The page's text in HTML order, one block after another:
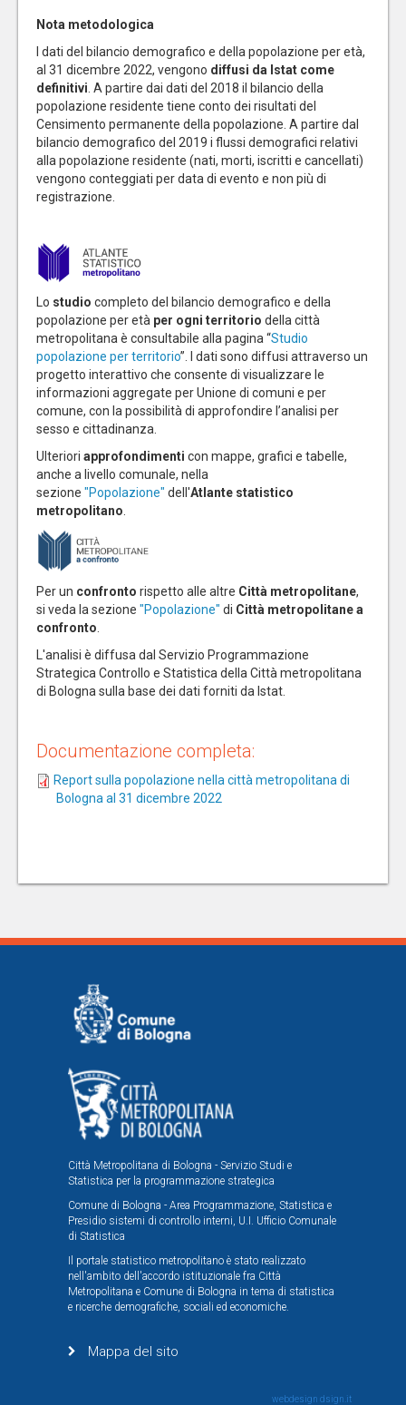
Nota metodologica
I dati del bilancio demografico e della popolazione per età,
al 31 dicembre 2022, vengono diffusi da Istat come
definitivi . A partire dai dati del 2018 il bilancio della
popolazione residente tiene conto dei risultati del
Censimento permanente della popolazione. A partire dal
bilancio demografico del 2019 i flussi demografici relativi
alla popolazione residente (nati, morti, iscritti e cancellati)
vengono conteggiati per data di evento e non più di
registrazione.
Lo studio completo del bilancio demografico e della
popolazione per età per ogni territorio della città
metropolitana è consultabile alla pagina “Studio
popolazione per territorio”. I dati sono diffusi attraverso un
progetto interattivo che consente di visualizzare le
informazioni aggregate per Unione di comuni e per
comune, con la possibilità di approfondire l’analisi per
sesso e cittadinanza.
Ulteriori approfondimenti con mappe, grafici e tabelle,
anche a livello comunale, nella
sezione "Popolazione" dell'Atlante statistico
metropolitano
Per un confronto rispetto alle altre Città metropolitane,
si veda la sezione "Popolazione" di Città metropolitane a
confronto
L'analisi è diffusa dal Servizio Programmazione
Strategica Controllo e Statistica della Città metropolitana
di Bologna sulla base dei dati forniti da Istat.
Documentazione completa:
Report sulla popolazione nella città metropolitana di
Bologna al 31 dicembre 2022
Città Metropolitana di Bologna - Servizio Studi e
Statistica per la programmazione strategica
Comune di Bologna - Area Programmazione, Statistica e
Presidio sistemi di controllo interni, U.I. Ufficio Comunale
di Statistica
Il portale statistico metropolitano è stato realizzato
nell'ambito dell'accordo istituzionale fra Città
Metropolitana e Comune di Bologna in tema di statistica
e ricerche demografiche, sociali ed economiche.
Mappa del sito
webdesign dsign.it